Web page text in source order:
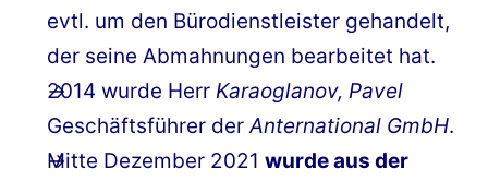
evtl. um den Bürodienstleister gehandelt,
der seine Abmahnungen bearbeitet hat.
2014 wurde Herr Karaoglanov, Pavel
Geschäftsführer der Anternational GmbH.
Mitte Dezember 2021 wurde aus der